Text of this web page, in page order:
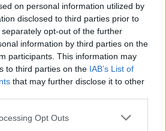
on personal information utilized by
disclosed to third parties prior to
opt-out of the further
information by third parties on the
participants. This information may
to third parties on the IAB’s List of
that may further disclose it to other
Opt Outs